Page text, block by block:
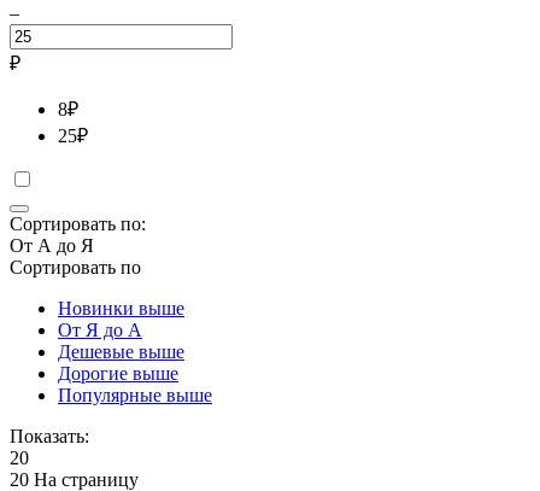
–
₽
8₽
25₽
Сортировать по:
От А до Я
Сортировать по
Новинки выше
От Я до А
Дешевые выше
Дорогие выше
Популярные выше
Показать:
20
20 На страницу